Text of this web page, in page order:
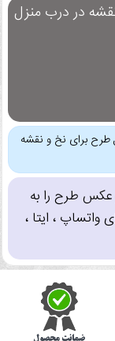
در درب منزل
طرح برای نخ و نقشه
عکس طرح را به
، ایتا ،